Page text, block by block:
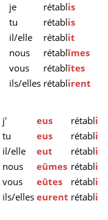
je
rétablis
tu
rétablis
il/elle
rétablit
nous
rétablîmes
vous
rétablîtes
ils/elles rétablirent
j'
eus rétabli
tu
eus rétabli
il/elle
eut rétabli
nous
eûmes rétabli
vous
eûtes rétabli
ils/elles eurent rétabli